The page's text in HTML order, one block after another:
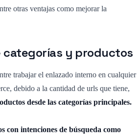
otras ventajas como mejorar la
categorías y productos
trabajar el enlazado interno en cualquier
debido a la cantidad de urls que tiene,
desde las categorías principales.
con intenciones de búsqueda como